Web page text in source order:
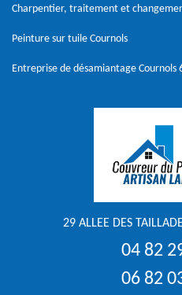
Charpentier, traitement et
Peinture sur tuile Cournols
Entreprise de désamiantage Cournols
29 ALLEE DES
04 82
06 82